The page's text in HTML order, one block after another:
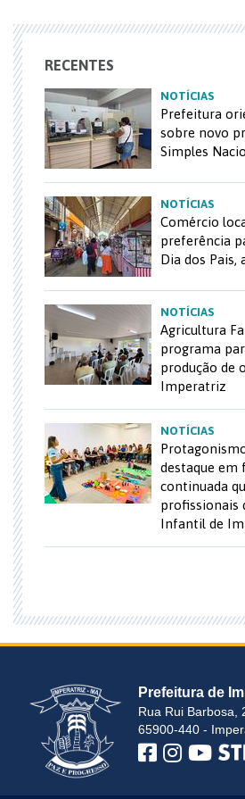
RECENTES
NOTÍCIAS
Prefeitura
sobre novo
Simples
NOTÍCIAS
Comércio
preferência
Dia dos Pais,
NOTÍCIAS
Agricultura
programa
produção de
Imperatriz
NOTÍCIAS
destaque em
continuada
profissionais
Infantil de
Prefeitura de
Rua Rui Barbosa,
65900-440 -